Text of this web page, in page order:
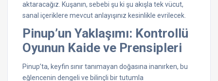
aktaracağız. Kuşanın, sebebi şu ki şu akışla tek vücut,
sanal içeriklere mevcut anlayışınız kesinlikle evrilecek.
Pinup’un Yaklaşımı: Kontrollü
Oyunun Kaide ve Prensipleri
Pinup’ta, keyfin sınır tanımayan doğasına inanırken, bu
eğlencenin dengeli ve bilinçli bir tutumla